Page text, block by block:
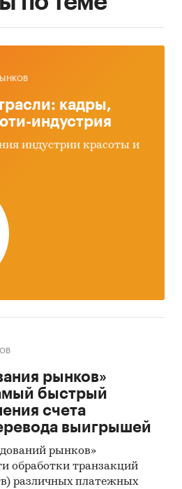
кадры,
индустрия
индустрии красоты и
рынков»
быстрый
счета
выигрышей
рынков»
обработки транзакций
различных платежных